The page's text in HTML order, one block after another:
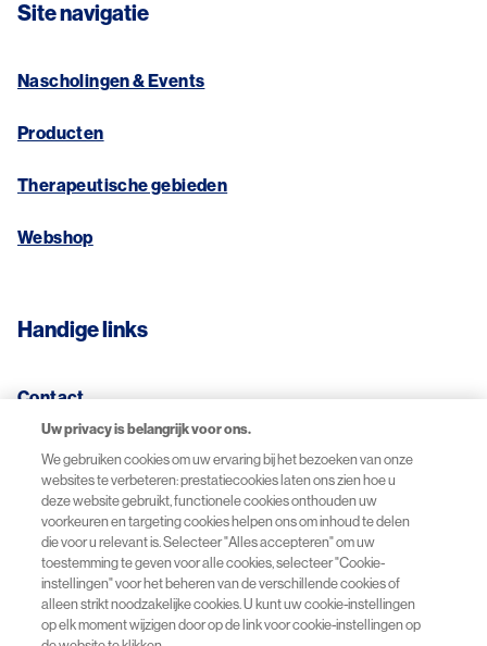
Site navigatie
Nascholingen & Events
Producten
Therapeutische gebieden
Webshop
Handige links
Contact
Disclaimer
Over cookies
Privacybeleid
Uw privacy is belangrijk voor ons.
We gebruiken cookies om uw ervaring bij het bezoeken van onze
websites te verbeteren: prestatiecookies laten ons zien hoe u
deze website gebruikt, functionele cookies onthouden uw
voorkeuren en targeting cookies helpen ons om inhoud te delen
die voor u relevant is. Selecteer "Alles accepteren" om uw
toestemming te geven voor alle cookies, selecteer "Cookie-
instellingen" voor het beheren van de verschillende cookies of
alleen strikt noodzakelijke cookies. U kunt uw cookie-instellingen
op elk moment wijzigen door op de link voor cookie-instellingen op